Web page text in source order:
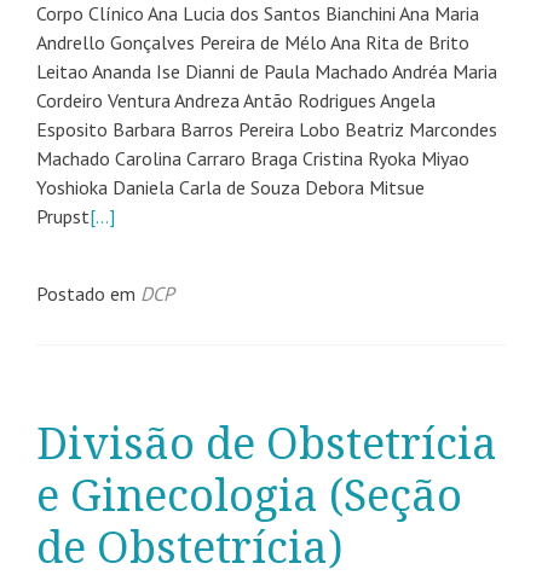
Corpo Clínico Ana Lucia dos Santos Bianchini Ana Maria
Andrello Gonçalves Pereira de Mélo Ana Rita de Brito
Leitao Ananda Ise Dianni de Paula Machado Andréa Maria
Cordeiro Ventura Andreza Antão Rodrigues Angela
Esposito Barbara Barros Pereira Lobo Beatriz Marcondes
Machado Carolina Carraro Braga Cristina Ryoka Miyao
Yoshioka Daniela Carla de Souza Debora Mitsue
Prupst[…]
Postado em DCP
Divisão de Obstetrícia
e Ginecologia (Seção
de Obstetrícia)